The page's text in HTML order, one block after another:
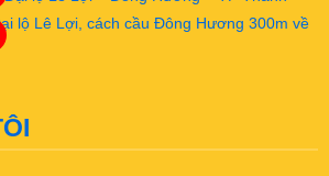
lộ Lê Lợi, cách cầu Đông Hương 300m về